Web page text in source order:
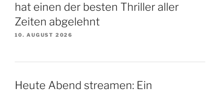
hat einen der besten Thriller aller
Zeiten abgelehnt
10. AUGUST 2026
Heute Abend streamen: Ein